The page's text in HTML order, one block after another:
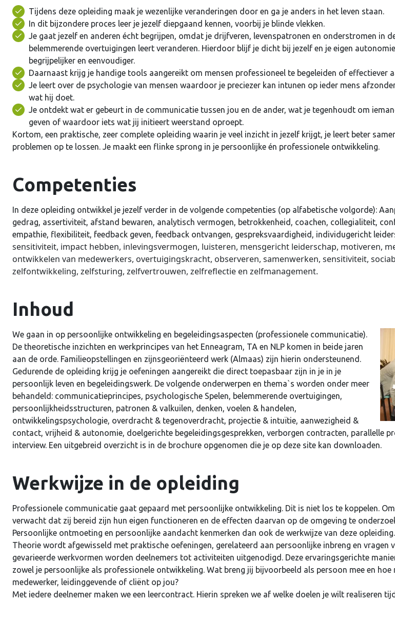
Tijdens deze opleiding maak je wezenlijke veranderingen door en ga je anders in het leven staan.
In dit bijzondere proces leer je jezelf diepgaand kennen, voorbij je blinde vlekken.
Je gaat jezelf en anderen écht begrijpen, omdat je drijfveren, levenspatronen en onderstromen in
belemmerende overtuigingen leert veranderen. Hierdoor blijf je dicht bij jezelf en je eigen
begrijpelijker en eenvoudiger.
Daarnaast krijg je handige tools aangereikt om mensen professioneel te begeleiden of effectiever
Je leert over de psychologie van mensen waardoor je preciezer kan intunen op ieder mens
wat hij doet.
Je ontdekt wat er gebeurt in de communicatie tussen jou en de ander, wat je tegenhoudt om
geven of waardoor iets wat jij initieert weerstand oproept.
Kortom, een praktische, zeer complete opleiding waarin je veel inzicht in jezelf krijgt, je leert beter
problemen op te lossen. Je maakt een flinke sprong in je persoonlijke én professionele ontwikkeling.
Competenties
In deze opleiding ontwikkel je jezelf verder in de volgende competenties (op alfabetische volgorde):
gedrag, assertiviteit, afstand bewaren, analytisch vermogen, betrokkenheid, coachen, collegialiteit,
empathie, flexibiliteit, feedback geven, feedback ontvangen, gespreksvaardigheid, individugericht
sensitiviteit, impact hebben, inlevingsvermogen, luisteren, mensgericht leiderschap, motiveren,
ontwikkelen van medewerkers, overtuigingskracht, observeren, samenwerken, sensitiviteit,
zelfontwikkeling, zelfsturing, zelfvertrouwen, zelfreflectie en zelfmanagement.
Inhoud
We gaan in op persoonlijke ontwikkeling en begeleidingsaspecten (professionele communicatie).
De theoretische inzichten en werkprincipes van het Enneagram, TA en NLP komen in beide jaren
aan de orde. Familieopstellingen en zijnsgeoriënteerd werk (Almaas) zijn hierin ondersteunend.
Gedurende de opleiding krijg je oefeningen aangereikt die direct toepasbaar zijn in je in je
persoonlijk leven en begeleidingswerk. De volgende onderwerpen en thema`s worden onder meer
behandeld: communicatieprincipes, psychologische Spelen, belemmerende overtuigingen,
persoonlijkheidsstructuren, patronen & valkuilen, denken, voelen & handelen,
ontwikkelingspsychologie, overdracht & tegenoverdracht, projectie & intuïtie, aanwezigheid &
contact, vrijheid & autonomie, doelgerichte begeleidingsgesprekken, verborgen contracten, parallelle
interview. Een uitgebreid overzicht is in de brochure opgenomen die je op deze site kan downloaden.
Werkwijze in de opleiding
Professionele communicatie gaat gepaard met persoonlijke ontwikkeling. Dit is niet los te koppelen.
verwacht dat zij bereid zijn hun eigen functioneren en de effecten daarvan op de omgeving te
Persoonlijke ontmoeting en persoonlijke aandacht kenmerken dan ook de werkwijze van deze opleiding.
Theorie wordt afgewisseld met praktische oefeningen, gerelateerd aan persoonlijke inbreng en vragen
gevarieerde werkvormen worden deelnemers tot activiteiten uitgenodigd. Deze ervaringsgerichte
zowel je persoonlijke als professionele ontwikkeling. Wat breng jij bijvoorbeeld als persoon mee en
medewerker, leidinggevende of cliënt op jou?
Met iedere deelnemer maken we een leercontract. Hierin spreken we af welke doelen je wilt realiseren
Wachtwoord*
Onthouden
Login